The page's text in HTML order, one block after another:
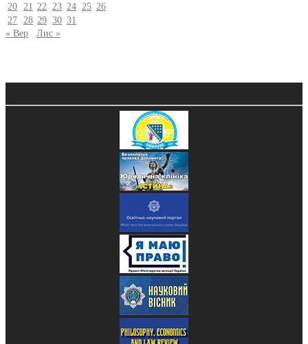
20
21 22 23 24 25 26
27
28 29 30 31
« Вер
Лис »